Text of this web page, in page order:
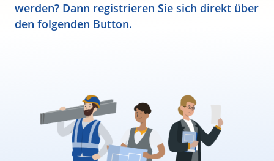
werden? Dann registrieren Sie sich direkt über
den folgenden Button.